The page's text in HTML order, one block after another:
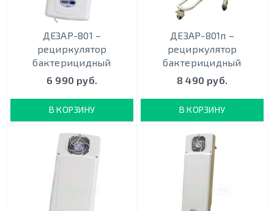
ДЕЗАР-801 –
рециркулятор
бактерицидный
6 990 руб.
В КОРЗИНУ
ДЕЗАР-801п –
рециркулятор
бактерицидный
8 490 руб.
В КОРЗИНУ